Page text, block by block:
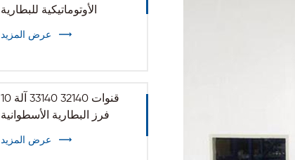
الأوتوماتيكية للبطارية
عرض المزيد
10 قنوات 32140 33140 آلة
فرز البطارية الأسطوانية
عرض المزيد